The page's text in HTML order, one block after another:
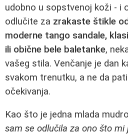
udobno u sopstvenoj koži - i
odlučite za zrakaste štikle
moderne tango sandale,
ili obične bele baletanke,
vašeg stila. Venčanje je dan
svakom trenutku, a ne da
očekivanja.
Kao što je jedna mlada
sam se odlučila za ono što mi